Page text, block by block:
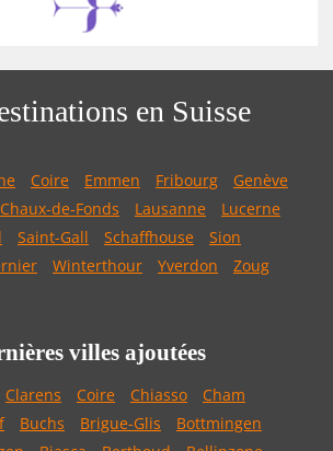
en Suisse
Coire Emmen Fribourg
Genève
de-Fonds Lausanne
Lucerne
Saint-Gall Schaffhouse
Sion
Winterthour Yverdon
Zoug
villes ajoutées
Clarens Coire Chiasso
Cham
Buchs Brigue-Glis
Bottmingen